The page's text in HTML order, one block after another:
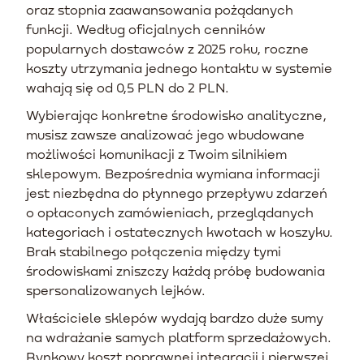
oraz stopnia zaawansowania pożądanych
funkcji. Według oficjalnych cenników
popularnych dostawców z 2025 roku, roczne
koszty utrzymania jednego kontaktu w systemie
wahają się od 0,5 PLN do 2 PLN.
Wybierając konkretne środowisko analityczne,
musisz zawsze analizować jego wbudowane
możliwości komunikacji z Twoim silnikiem
sklepowym. Bezpośrednia wymiana informacji
jest niezbędna do płynnego przepływu zdarzeń
o opłaconych zamówieniach, przeglądanych
kategoriach i ostatecznych kwotach w koszyku.
Brak stabilnego połączenia między tymi
środowiskami zniszczy każdą próbę budowania
spersonalizowanych lejków.
Właściciele sklepów wydają bardzo duże sumy
na wdrażanie samych platform sprzedażowych.
Rynkowy koszt poprawnej integracji i pierwszej